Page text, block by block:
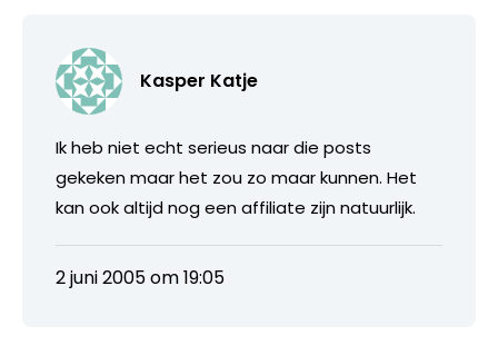
Kasper Katje
Ik heb niet echt serieus naar die posts
gekeken maar het zou zo maar kunnen. Het
kan ook altijd nog een affiliate zijn natuurlijk.
2 juni 2005 om 19:05